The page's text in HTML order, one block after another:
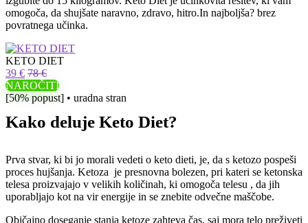
omogoča, da shujšate naravno, zdravo, hitro.In najboljša? brez
povratnega učinka.
KETO DIET
39 € 78 €
NAROČITI
[50% popust] • uradna stran
Kako deluje Keto Diet?
Prva stvar, ki bi jo morali vedeti o keto dieti, je, da s ketozo pospeši
proces hujšanja. Ketoza je presnovna bolezen, pri kateri se ketonska
telesa proizvajajo v velikih količinah, ki omogoča telesu , da jih
uporabljajo kot na vir energije in se znebite odvečne maščobe.
Običajno doseganje stanja ketoze zahteva čas, saj mora telo preživeti